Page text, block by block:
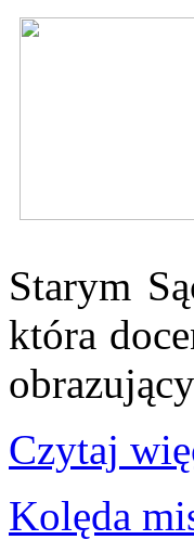
Starym
która
Czytaj
Kolęda